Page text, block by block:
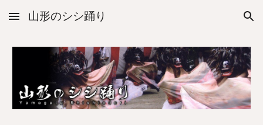
Skip to main content Skip to navigation
山形のシシ踊り